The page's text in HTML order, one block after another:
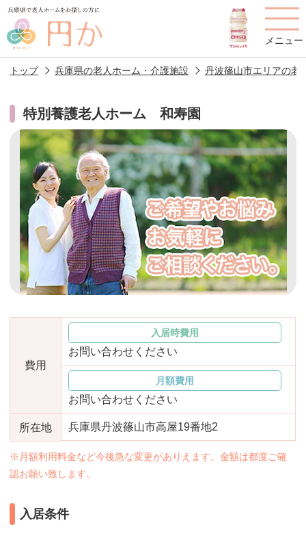
メニュー
老人ホームを
探す
円かについて 費用について
施設選びのポイント 施設をお探しの方へ
老人ホームの種類 よくあるご質問
スタッフ紹介 アクセス
相談者様の声 お役立ち情報
おすすめ施設特集 施設関係者の方へ
トップ 兵庫県の老人ホーム・介護施設 丹波篠山市エリアの老
特別養護老人ホーム 和寿園
費用
入居時費用
お問い合わせください
月額費用
お問い合わせください
所在地 兵庫県丹波篠山市高屋19番地2
※月額利用料金など今後急な変更がありえます。金額は都度ご確
認お願い致します。
入居条件